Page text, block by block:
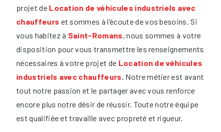
projet de Location de véhicules industriels avec
chauffeurs et sommes à l’écoute de vos besoins. Si
vous habitez à Saint-Romans, nous sommes à votre
disposition pour vous transmettre les renseignements
nécessaires à votre projet de Location de véhicules
industriels avec chauffeurs. Notre métier est avant
tout notre passion et le partager avec vous renforce
encore plus notre désir de réussir. Toute notre équipe
est qualifiée et travaille avec propreté et rigueur.